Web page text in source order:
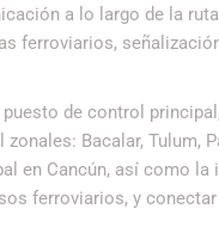
a lo largo de la
ferroviarios,
puesto de control
Bacalar, Tulum,
en Cancún, así como la
ferroviarios, y